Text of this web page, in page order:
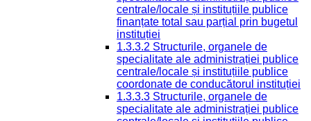
centrale/locale și instituțiile publice
finanțate total sau parțial prin bugetul
instituției
1.3.3.2 Structurile, organele de
specialitate ale administrației publice
centrale/locale și instituțiile publice
coordonate de conducătorul instituției
1.3.3.3 Structurile, organele de
specialitate ale administrației publice